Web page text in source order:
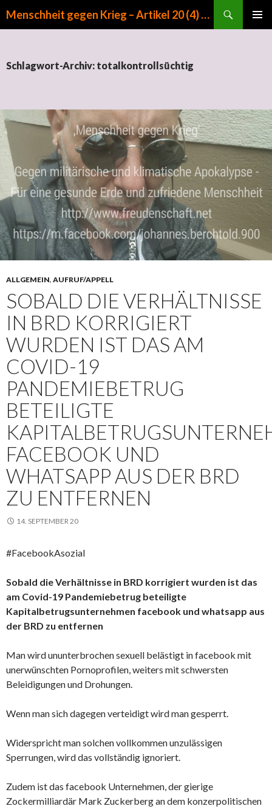
Menschheit gegen Krieg – Artikel 20 (4) GG
Schlagwort-Archiv: totalkontrollsüchtig
ALLGEMEIN, AUFRUF/APPELL
SOBALD DIE VERHÄLTNISSE
IN BRD KORRIGIERT
WURDEN IST DAS AM
COVID-19
PANDEMIEBETRUG
BETEILIGTE
FACEBOOK UND
WHATSAPP AUS DER BRD
ZU ENTFERNEN
14. SEPTEMBER 20
#FacebookAsozial
Sobald die Verhältnisse in BRD korrigiert wurden ist das
am Covid-19 Pandemiebetrug beteiligte
Kapitalbetrugsunternehmen facebook und whatsapp aus
der BRD zu entfernen
Man wird ununterbrochen sexuell belästigt in facebook mit
unerwünschten Pornoprofilen, weiters mit schwersten
Beleidigungen und Drohungen.
Wenn man sich dagegen verteidigt wird man gesperrt.
Widerspricht man solchen vollkommen unzulässigen
Sperrungen, wird das vollständig ignoriert.
Zudem ist das facebook Unternehmen, der gierige
Zockermilliardär Mark Zuckerberg an dem konzerpolitischen